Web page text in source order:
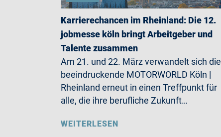
Karrierechancen im Rheinland: Die 12.
jobmesse köln bringt Arbeitgeber und
Talente zusammen
Am 21. und 22. März verwandelt sich die
beeindruckende MOTORWORLD Köln |
Rheinland erneut in einen Treffpunkt für
alle, die ihre berufliche Zukunft…
WEITERLESEN